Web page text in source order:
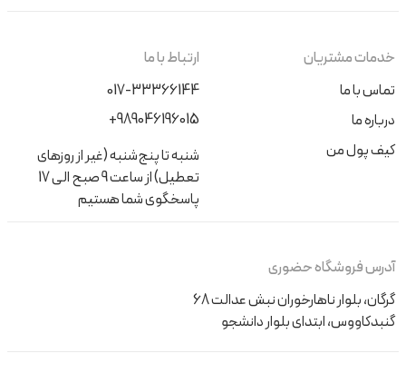
خدمات مشتریان
تماس با ما
درباره ما
کیف پول من
ارتباط با ما
017-33366144
+989046196015
شنبه تا پنج‌شنبه (غیر از روزهای
تعطیل) از ساعت 9 صبح الی 17
پاسخگوی شما هستیم
آدرس فروشگاه حضوری
گرگان، بلوار ناهارخوران نبش عدالت 68
گنبدکاووس، ابتدای بلوار دانشجو